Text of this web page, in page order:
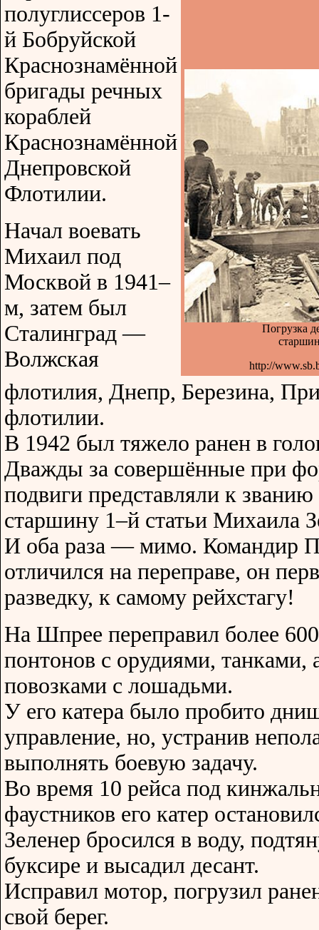
полуглиссеров 1-
й Бобруйской
Краснознамённой
бригады речных
кораблей
Краснознамённой
Днепровской
Флотилии.
Начал воевать
Михаил под
Москвой в 1941–
м, затем был
Сталинград —
Волжская
Погрузка
http://
флотилия, Днепр, Березина,
флотилии.
В 1942 был тяжело ранен в
Дважды за совершённые при
подвиги представляли к
старшину 1–й статьи Михаила
И оба раза — мимо. Командир
отличился на переправе, он
разведку, к самому рейхстагу!
На Шпрее переправил более
понтонов с орудиями, танками,
повозками с лошадьми.
У его катера было пробито
управление, но, устранив
выполнять боевую задачу.
Во время 10 рейса под
фаустников его катер
Зеленер бросился в воду,
буксире и высадил десант.
Исправил мотор, погрузил
свой берег.